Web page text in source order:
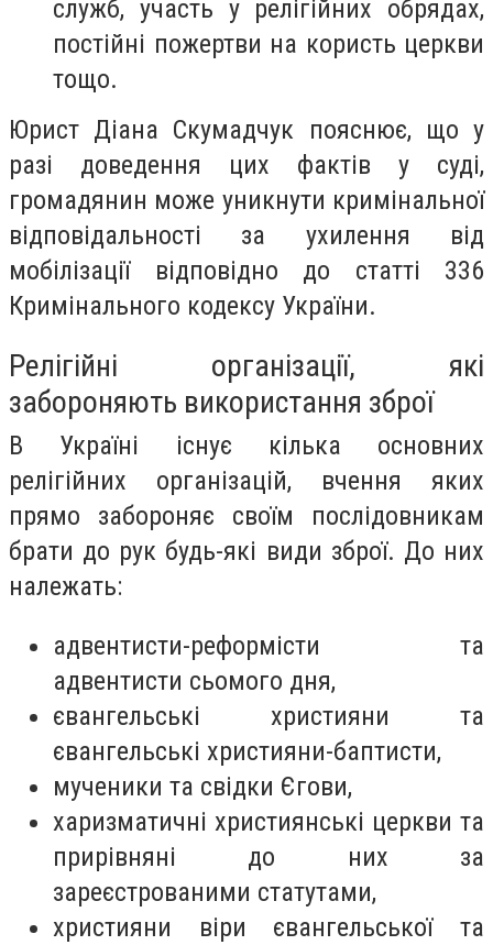
служб, участь у релігійних обрядах,
постійні пожертви на користь церкви
тощо.
Юрист Діана Скумадчук пояснює, що у
разі доведення цих фактів у суді,
громадянин може уникнути кримінальної
відповідальності за ухилення від
мобілізації відповідно до статті 336
Кримінального кодексу України.
Релігійні організації, які
забороняють використання зброї
В Україні існує кілька основних
релігійних організацій, вчення яких
прямо забороняє своїм послідовникам
брати до рук будь-які види зброї. До них
належать:
адвентисти-реформісти та
адвентисти сьомого дня,
євангельські християни та
євангельські християни-баптисти,
мученики та свідки Єгови,
харизматичні християнські церкви та
прирівняні до них за
зареєстрованими статутами,
християни віри євангельської та